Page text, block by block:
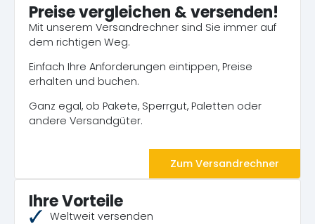
Preise vergleichen & versenden!
Mit unserem Versandrechner sind Sie immer auf
dem richtigen Weg.
Einfach Ihre Anforderungen eintippen, Preise
erhalten und buchen.
Ganz egal, ob Pakete, Sperrgut, Paletten oder
andere Versandgüter.
Zum Versandrechner
Ihre Vorteile
Weltweit versenden